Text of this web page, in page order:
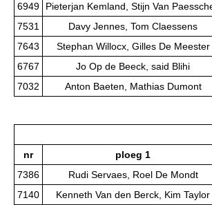
6949
Pieterjan Kemland, Stijn Van
7531
Davy Jennes, Tom Claessens
7643
Stephan Willocx, Gilles De Meester
6767
Jo Op de Beeck, said Blihi
7032
Anton Baeten, Mathias Dumont
nr
ploeg 1
7386
Rudi Servaes, Roel De Mondt
7140
Kenneth Van den Berck, Kim Taylor